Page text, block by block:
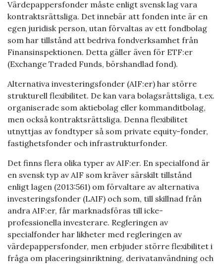
Värdepappersfonder måste enligt svensk lag vara
kontraktsrättsliga. Det innebär att fonden inte är en
egen juridisk person, utan förvaltas av ett fondbolag
som har tillstånd att bedriva fondverksamhet från
Finansinspektionen. Detta gäller även för ETF:er
(Exchange Traded Funds, börshandlad fond).
Alternativa investeringsfonder (AIF:er) har större
strukturell flexibilitet. De kan vara bolagsrättsliga, t.ex.
organiserade som aktiebolag eller kommanditbolag,
men också kontraktsrättsliga. Denna flexibilitet
utnyttjas av fondtyper så som private equity-fonder,
fastighetsfonder och infrastrukturfonder.
Det finns flera olika typer av AIF:er. En specialfond är
en svensk typ av AIF som kräver särskilt tillstånd
enligt lagen (2013:561) om förvaltare av alternativa
investeringsfonder (LAIF) och som, till skillnad från
andra AIF:er, får marknadsföras till icke-
professionella investerare. Regleringen av
specialfonder har likheter med regleringen av
värdepappersfonder, men erbjuder större flexibilitet i
fråga om placeringsinriktning, derivatanvändning och